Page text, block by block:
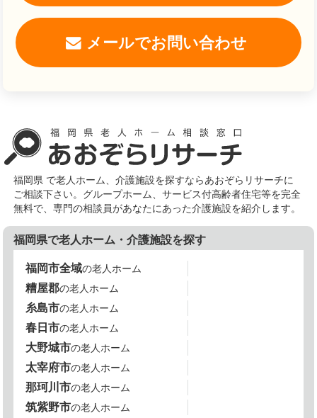
メールでお問い合わせ
福岡県 で老人ホーム、介護施設を探すならあおぞらリサーチに
ご相談下さい。グループホーム、サービス付高齢者住宅等を完全
無料で、専門の相談員があなたにあった介護施設を紹介します。
福岡県で老人ホーム・介護施設を探す
福岡市全域の老人ホーム
糟屋郡の老人ホーム
糸島市の老人ホーム
春日市の老人ホーム
大野城市の老人ホーム
太宰府市の老人ホーム
那珂川市の老人ホーム
筑紫野市の老人ホーム